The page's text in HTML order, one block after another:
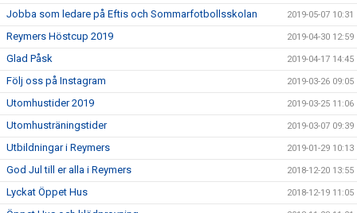
Jobba som ledare på Eftis och Sommarfotbollsskolan 2019-05-07 10:31
Reymers Höstcup 2019 2019-04-30 12:59
Glad Påsk 2019-04-17 14:45
Följ oss på Instagram 2019-03-26 09:05
Utomhustider 2019 2019-03-25 11:06
Utomhusträningstider 2019-03-07 09:39
Utbildningar i Reymers 2019-01-29 10:13
God Jul till er alla i Reymers 2018-12-20 13:55
Lyckat Öppet Hus 2018-12-19 11:05